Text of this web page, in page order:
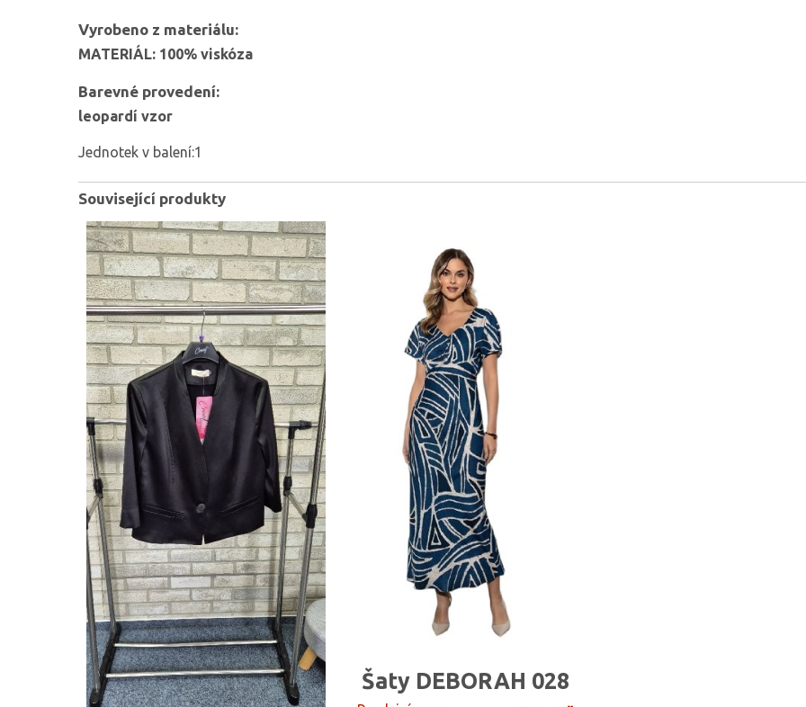
Vyrobeno z materiálu:
MATERIÁL: 100% viskóza
Barevné provedení:
leopardí vzor
Jednotek v balení:1
Související produkty
Šaty DEBORAH 028